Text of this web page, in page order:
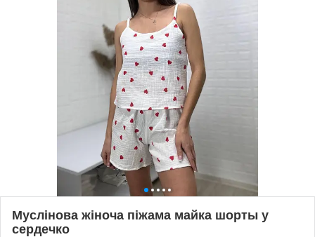
Муслінова жіноча піжама майка шорты у
сердечко